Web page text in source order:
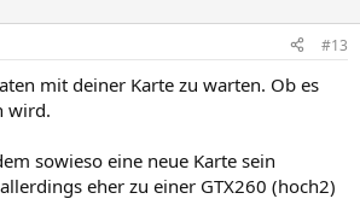
#13
mit deiner Karte zu warten. Ob es
wird.
sowieso eine neue Karte sein
eher zu einer GTX260 (hoch2)